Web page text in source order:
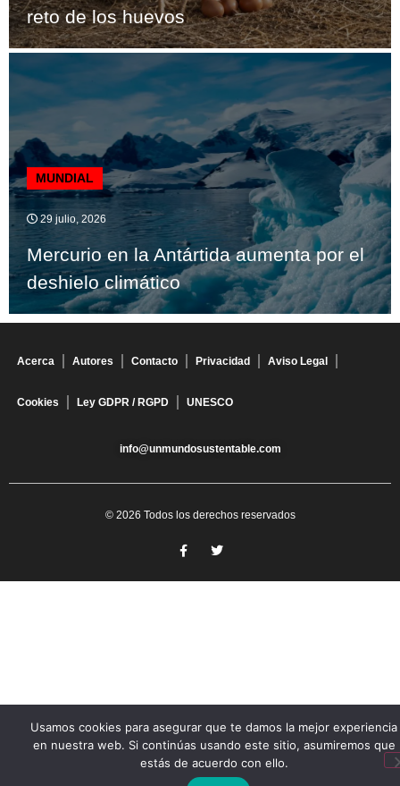
reto de los huevos
MUNDIAL
29 julio, 2026
Mercurio en la Antártida aumenta por el
deshielo climático
Acerca Autores Contacto Privacidad Aviso Legal
Cookies Ley GDPR / RGPD UNESCO
info@unmundosustentable.com
© 2026 Todos los derechos reservados
Usamos cookies para asegurar que te damos la mejor experiencia
en nuestra web. Si continúas usando este sitio, asumiremos que
estás de acuerdo con ello.